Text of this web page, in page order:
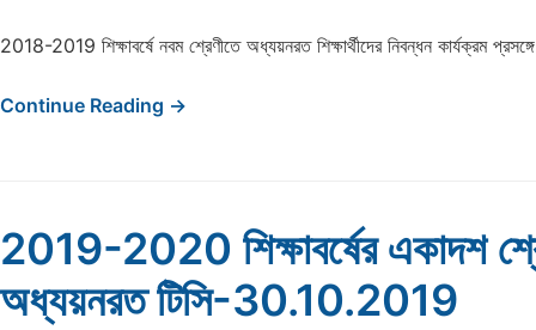
2018-2019 শিক্ষাবর্ষে নবম শ্রেণীতে অধ্যয়নরত শিক্ষার্থীদের নিবন্ধন কার্যক্রম
Continue Reading →
2019-2020 শিক্ষাবর্ষের একাদশ
অধ্যয়নরত টিসি-30.10.2019